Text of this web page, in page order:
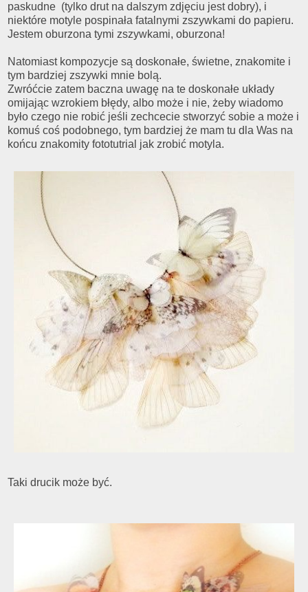
paskudne (tylko drut na dalszym zdjęciu jest dobry), i
niektóre motyle pospinała fatalnymi zszywkami do papieru.
Jestem oburzona tymi zszywkami, oburzona!
Natomiast kompozycje są doskonałe, świetne, znakomite i
tym bardziej zszywki mnie bolą.
Zwróćcie zatem baczna uwagę na te doskonałe układy
omijając wzrokiem błędy, albo może i nie, żeby wiadomo
było czego nie robić jeśli zechcecie stworzyć sobie a może i
komuś coś podobnego, tym bardziej że mam tu dla Was na
końcu znakomity fototutrial jak zrobić motyla.
Taki drucik może być.